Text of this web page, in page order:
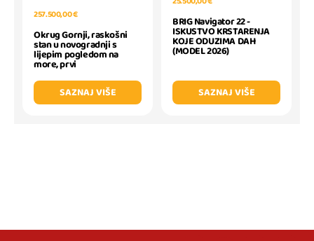
257.500,00 €
Okrug Gornji, raskošni
stan u novogradnji s
lijepim pogledom na
more, prvi
SAZNAJ VIŠE
BRIG Navigator 22 -
ISKUSTVO KRSTARENJA
KOJE ODUZIMA DAH
(MODEL 2026)
SAZNAJ VIŠE